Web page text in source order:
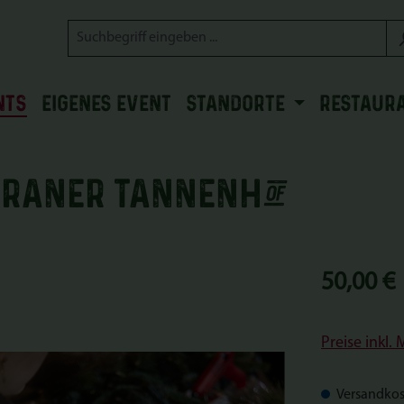
EIGENES EVENT STANDORTE
Tannenhof
Regulärer
50,00 €
Preise inkl.